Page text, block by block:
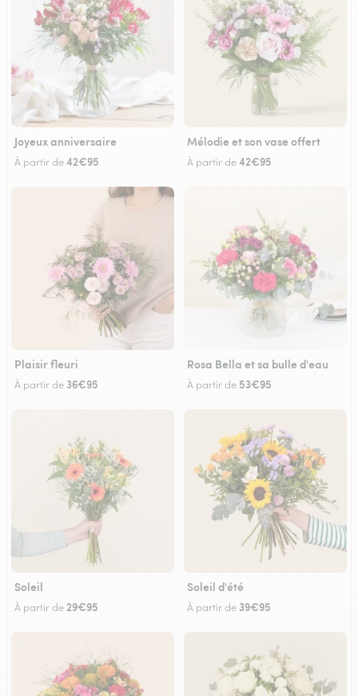
Joyeux anniversaire
À partir de42€95
Mélodie et son vase offert
À partir de42€95
Plaisir fleuri
À partir de 36€95
Rosa Bella et sa bulle d'eau
À partir de 53€95
Soleil
À partir de29€95
Soleil d'été
À partir de 39€95